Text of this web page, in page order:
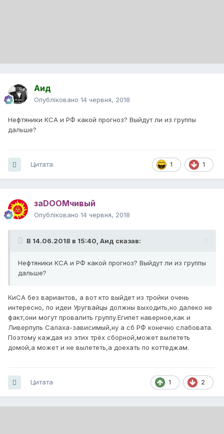
Аид
Опубліковано 14 червня, 2018
Нефтяники КСА и РФ какой прогноз? Выйдут ли из группы
дальше?
1 1
Цитата
заDOOMчивый
Опубліковано 14 червня, 2018
В 14.06.2018 в 15:40, Аид сказав:
Нефтяники КСА и РФ какой прогноз? Выйдут ли из группы
дальше?
КиСА без вариантов, а вот кто выйдет из тройки очень
интересно, по идеи Уругвайцы должны выходить,но далеко не
факт,они могут провалить группу.Египет наверное,как и
Ливерпуль Салаха-зависимый,ну а сб РФ конечно слабовата.
Поэтому каждая из этих трёх сборной,может вылететь
домой,а может и не вылететь,а доехать по коттеджам.
1 2
Цитата